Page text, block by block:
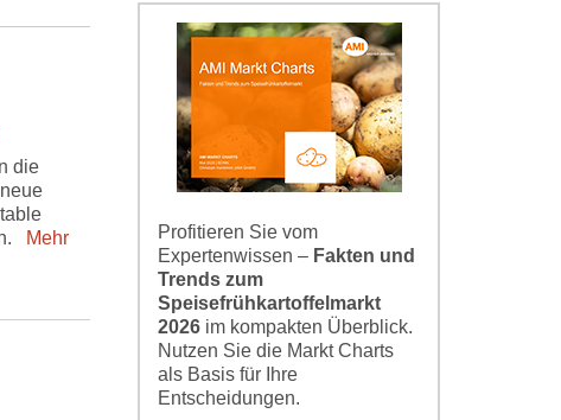
die
Mehr
Profitieren Sie vom
Expertenwissen – Fakten und
Trends zum
Speisefrühkartoffelmarkt
2026 im kompakten Überblick.
Nutzen Sie die Markt Charts
als Basis für Ihre
Entscheidungen.